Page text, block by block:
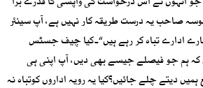
صاحب یہ درست طریقہ کار نہیں ہے، آپ سینئر
ادارے تباہ کر رہے ہیں“۔کیا چیف جسٹس
ہم جو فیصلے جیسے بھی دیں، آپ اپنی ہی
دیتے چلے جائیں؟کیا یہ رویہ اداروں کوتباہ نہ